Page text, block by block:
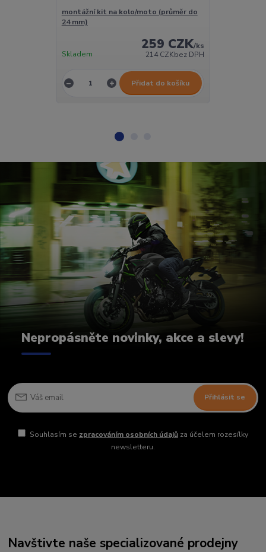
montážní kit na kolo/moto (průměr do
24 mm)
259 CZK/ks
214 CZKbez DPH
Skladem
Přidat do košíku
Nepropásněte novinky, akce a slevy!
Přihlásit se
Souhlasím se zpracováním osobních údajůza účelem rozesílky
newsletteru.
Navštivte naše specializované prodejny